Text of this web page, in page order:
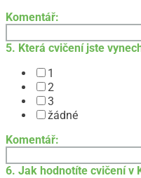
Komentář:
5. Která cvičení jste
1
2
3
žádné
Komentář:
6. Jak hodnotíte cvičení v